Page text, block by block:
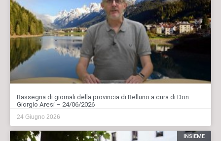
Rassegna di giornali della provincia di Belluno a cura di Don
Giorgio Aresi – 24/06/2026
24 Giugno 2026
INSIEME